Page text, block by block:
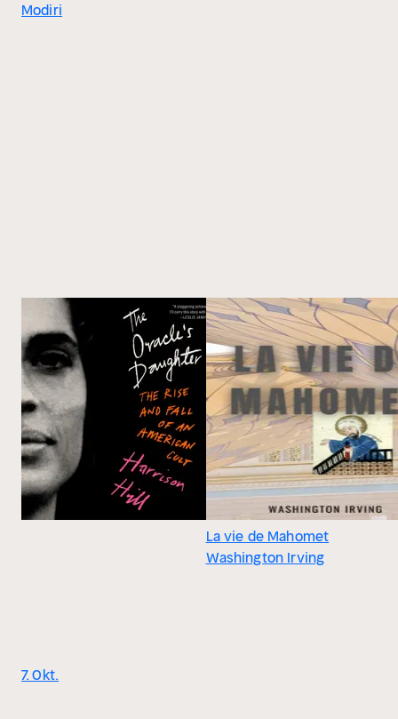
Modiri
7. Okt.
La vie de Mahomet
Washington Irving